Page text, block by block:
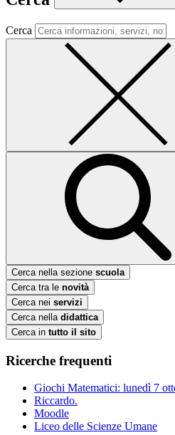
Cerca
Cerca nella sezione scuola
Cerca tra le novità
Cerca nei servizi
Cerca nella didattica
Cerca in tutto il sito
Ricerche frequenti
Giochi Matematici: lunedì 7
Riccardo.
Moodle
Liceo delle Scienze Umane